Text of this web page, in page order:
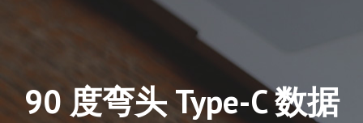
90 度弯头 Type-C 数据